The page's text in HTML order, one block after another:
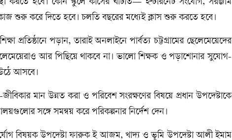
করতে হবে। কোন স্কুলে কীসের ঘাটতি— ইন্টারনেট সংযোগ, সরঞ্জাম
শুরু করে দিতে হবে। চলতি বছরের মধ্যেই ক্লাস শুরু করতে হবে।
পড়ান, তারাই অনলাইনে পার্বত্য চট্টগ্রামের ছেলেমেয়েদের
আর পিছিয়ে থাকবে না। ভালো শিক্ষক ও পড়াশোনার সুযোগ-
আসবে।
মান উন্নত করা ও পরিবেশ সংরক্ষণের বিষয়ে প্রধান উপদেষ্টাকে
সঙ্গে সমন্বয় করে পরিকল্পনার নির্দেশ দেন।
বিষয়ক উপদেষ্টা ফারুক ই আজম, খাদ্য ও ভূমি উপদেষ্টা আলী ইমাম